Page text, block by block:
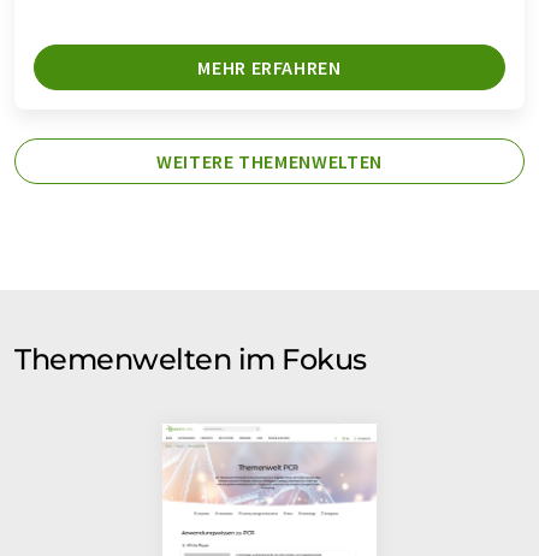
MEHR ERFAHREN
WEITERE THEMENWELTEN
Themenwelten im Fokus